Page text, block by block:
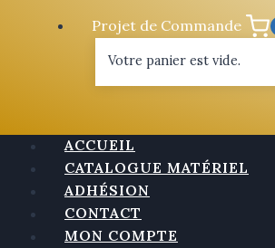
Projet de Commande
Votre panier est vide.
ACCUEIL
CATALOGUE MATÉRIEL
ADHÉSION
CONTACT
MON COMPTE